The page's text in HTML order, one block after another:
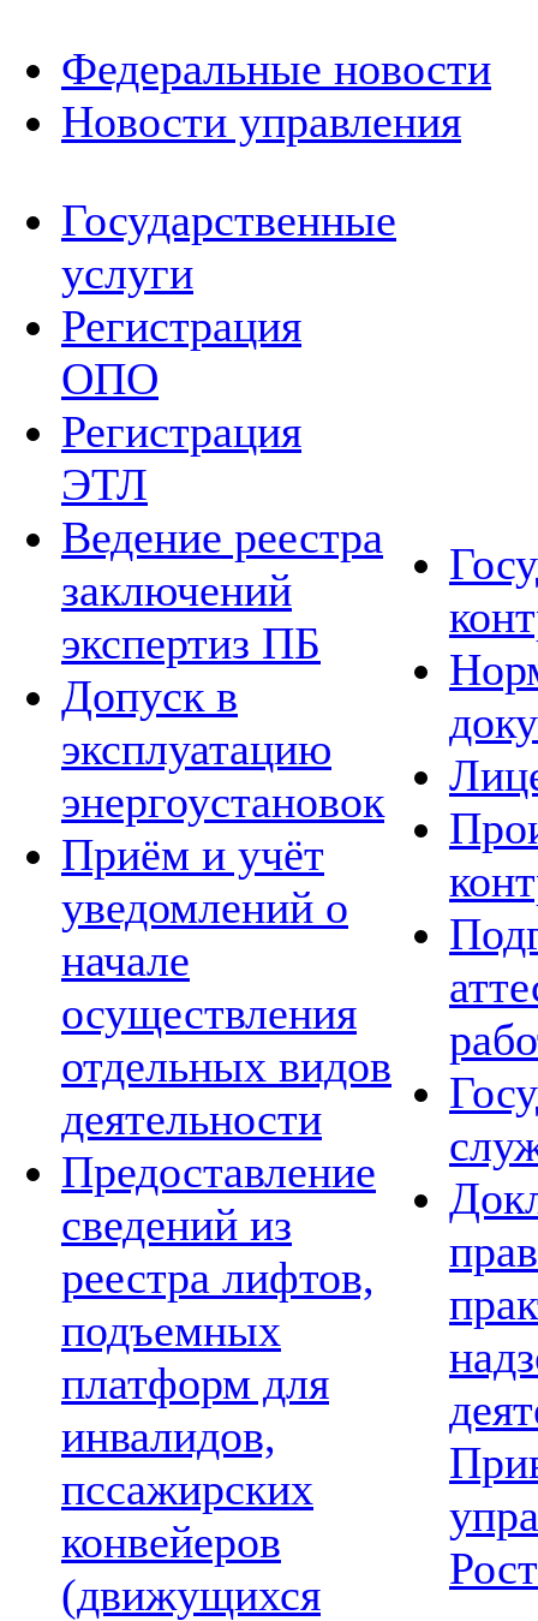
Федеральные новости
Новости управления
Государственные
услуги
Регистрация
ОПО
Регистрация
ЭТЛ
Ведение реестра
заключений
экспертиз ПБ
Допуск в
эксплуатацию
энергоустановок
Приём и учёт
уведомлений о
начале
осуществления
отдельных видов
деятельности
Предоставление
сведений из
реестра лифтов,
подъемных
платформ для
инвалидов,
пссажирских
конвейеров
(движущихся